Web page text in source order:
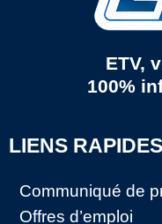
ETV,
100%
LIENS RAPIDES
Communiqué de
Offres d’emploi